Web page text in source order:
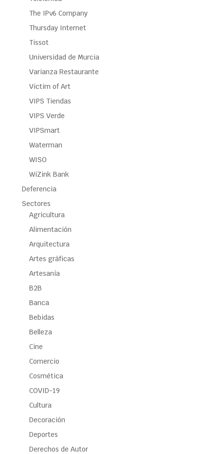
The IPv6 Company
Thursday Internet
Tissot
Universidad de Murcia
Varianza Restaurante
Victim of Art
VIPS Tiendas
VIPS Verde
VIPSmart
Waterman
WISO
WiZink Bank
Deferencia
Sectores
Agricultura
Alimentación
Arquitectura
Artes gráficas
Artesanía
B2B
Banca
Bebidas
Belleza
Cine
Comercio
Cosmética
COVID-19
Cultura
Decoración
Deportes
Derechos de Autor